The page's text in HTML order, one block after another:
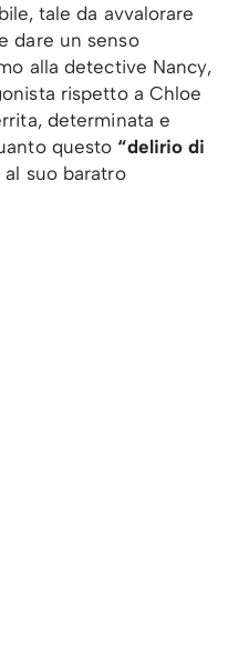
tale da avvalorare
dare un senso
alla detective Nancy,
rispetto a Chloe
determinata e
questo “delirio di
al suo baratro